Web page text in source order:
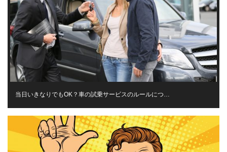
当日いきなりでもOK？車の試乗サービスのルールにつ…